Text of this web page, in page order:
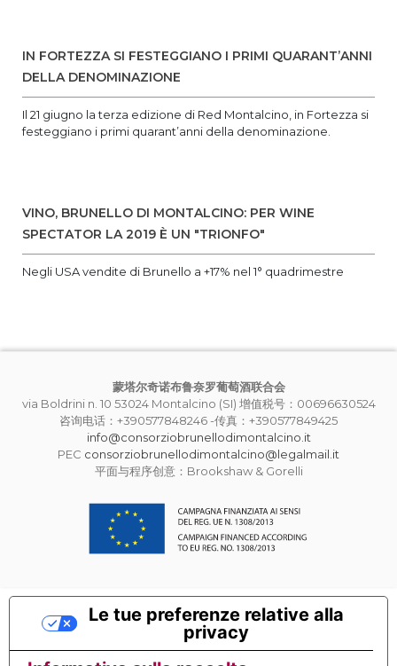
IN FORTEZZA SI FESTEGGIANO I PRIMI QUARANT’ANNI
DELLA DENOMINAZIONE
Il 21 giugno la terza edizione di Red Montalcino, in Fortezza si
festeggiano i primi quarant’anni della denominazione.
VINO, BRUNELLO DI MONTALCINO: PER WINE
SPECTATOR LA 2019 È UN "TRIONFO"
Negli USA vendite di Brunello a +17% nel 1° quadrimestre
蒙塔尔奇诺布鲁奈罗葡萄酒联合会
via Boldrini n. 10 53024 Montalcino (SI) 增值税号：00696630524
咨询电话：+390577848246 -传真：+390577849425
info@consorziobrunellodimontalcino.it
PEC consorziobrunellodimontalcino@legalmail.it
平面与程序创意：Brookshaw & Gorelli
Le tue preferenze relative alla
privacy